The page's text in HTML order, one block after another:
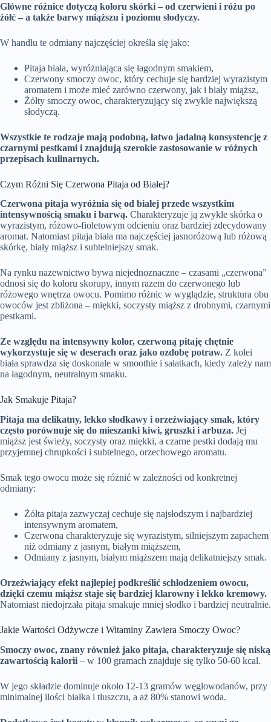
Główne różnice dotyczą koloru skórki – od czerwieni i różu po
żółć – a także barwy miąższu i poziomu słodyczy.
W handlu te odmiany najczęściej określa się jako:
Pitaja biała, wyróżniająca się łagodnym smakiem,
Czerwony smoczy owoc, który cechuje się bardziej wyrazistym
aromatem i może mieć zarówno czerwony, jak i biały miąższ,
Żółty smoczy owoc, charakteryzujący się zwykle największą
słodyczą.
Wszystkie te rodzaje mają podobną, łatwo jadalną konsystencję z
czarnymi pestkami i znajdują szerokie zastosowanie w różnych
przepisach kulinarnych.
Czym Różni Się Czerwona Pitaja od Białej?
Czerwona pitaja wyróżnia się od białej przede wszystkim
intensywnością smaku i barwą. Charakteryzuje ją zwykle skórka o
wyrazistym, różowo-fioletowym odcieniu oraz bardziej zdecydowany
aromat. Natomiast pitaja biała ma najczęściej jasnoróżową lub różową
skórkę, biały miąższ i subtelniejszy smak.
Na rynku nazewnictwo bywa niejednoznaczne – czasami „czerwona”
odnosi się do koloru skorupy, innym razem do czerwonego lub
różowego wnętrza owocu. Pomimo różnic w wyglądzie, struktura obu
owoców jest zbliżona – miękki, soczysty miąższ z drobnymi, czarnymi
pestkami.
Ze względu na intensywny kolor, czerwoną pitaję chętnie
wykorzystuje się w deserach oraz jako ozdobę potraw. Z kolei
biała sprawdza się doskonale w smoothie i sałatkach, kiedy zależy nam
na łagodnym, neutralnym smaku.
Jak Smakuje Pitaja?
Pitaja ma delikatny, lekko słodkawy i orzeźwiający smak, który
często porównuje się do mieszanki kiwi, gruszki i arbuza. Jej
miąższ jest świeży, soczysty oraz miękki, a czarne pestki dodają mu
przyjemnej chrupkości i subtelnego, orzechowego aromatu.
Smak tego owocu może się różnić w zależności od konkretnej
odmiany:
Żółta pitaja zazwyczaj cechuje się najsłodszym i najbardziej
intensywnym aromatem,
Czerwona charakteryzuje się wyrazistym, silniejszym zapachem
niż odmiany z jasnym, białym miąższem,
Odmiany z jasnym, białym miąższem mają delikatniejszy smak.
Orzeźwiający efekt najlepiej podkreślić schłodzeniem owocu,
dzięki czemu miąższ staje się bardziej klarowny i lekko kremowy.
Natomiast niedojrzała pitaja smakuje mniej słodko i bardziej neutralnie.
Jakie Wartości Odżywcze i Witaminy Zawiera Smoczy Owoc?
Smoczy owoc, znany również jako pitaja, charakteryzuje się niską
zawartością kalorii – w 100 gramach znajduje się tylko 50-60 kcal.
W jego składzie dominuje około 12-13 gramów węglowodanów, przy
minimalnej ilości białka i tłuszczu, a aż 80% stanowi woda.